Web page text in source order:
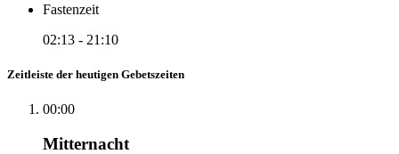
Fastenzeit
02:13 - 21:10
Zeitleiste der heutigen Gebetszeiten
00:00
Mitternacht